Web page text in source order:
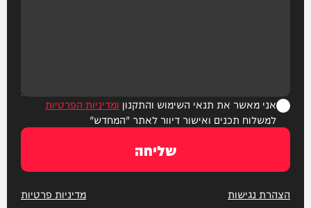
אני מאשר את תנאי השימוש והתקנון ומדיניות הפרטיות
למשלוח תכנים ואישור דיוור לאתר "המחדש"
שליחה
הצהרת נגישות מדיניות פרטיות